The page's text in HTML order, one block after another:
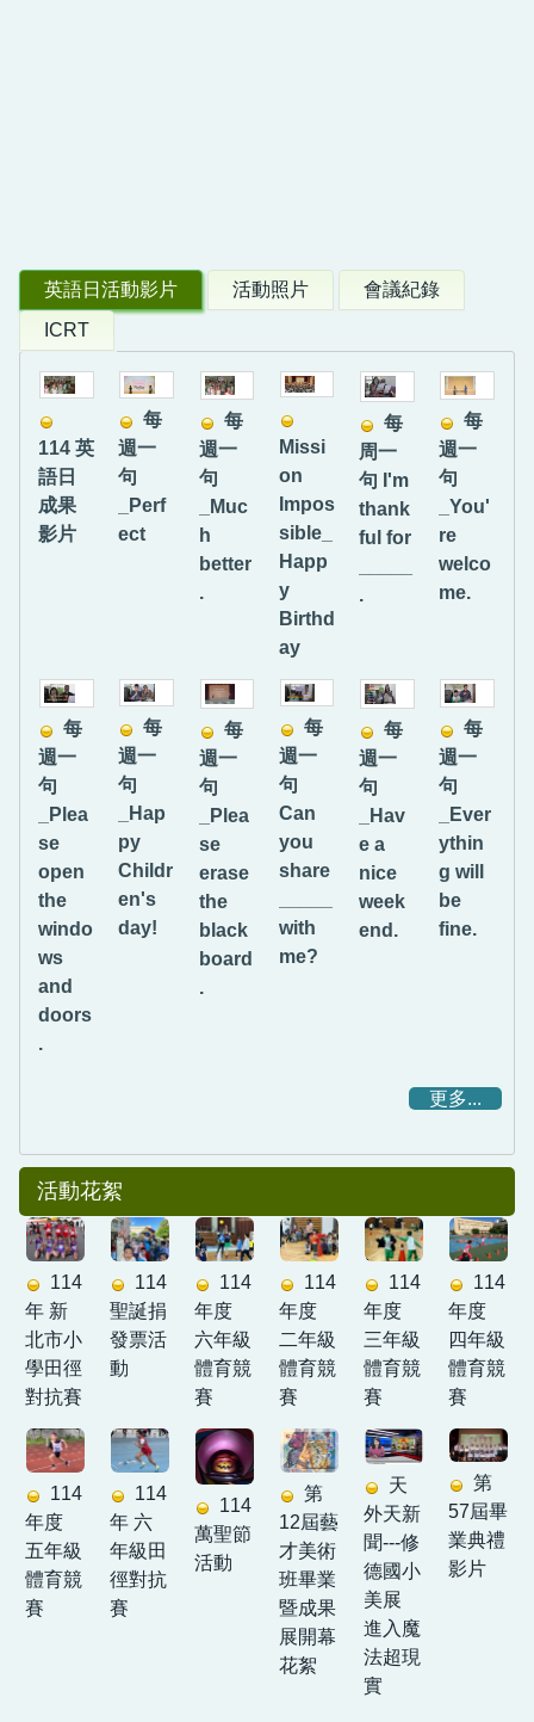
英語日活動影片 活動照片
會議紀錄
ICRT
114 英
語日
成果
影片
每
週一
句
_Perf
ect
每
週一
句
_Muc
h
better
.
Missi
on
Impos
sible_
Happ
y
Birthd
ay
每
周一
句 I'm
thank
ful for
.
每
週一
句
_You'
re
welco
me.
每
週一
句
_Plea
se
open
the
windo
ws
and
doors
.
每
週一
句
_Hap
py
Childr
en's
day!
每
週一
句
_Plea
se
erase
the
black
board
.
每
週一
句
Can
you
share
with
me?
每
週一
句
_Hav
e a
nice
week
end.
每
週一
句
_Ever
ythin
g will
be
fine.
更多...
活動花絮
114
年 新
北市小
學田徑
對抗賽
114
聖誕捐
發票活
動
114
年度
六年級
體育競
賽
114
年度
二年級
體育競
賽
114
年度
三年級
體育競
賽
114
年度
四年級
體育競
賽
114
年度
五年級
體育競
賽
114
年 六
年級田
徑對抗
賽
114
萬聖節
活動
第
12屆藝
才美術
班畢業
暨成果
展開幕
花絮
天
外天新
聞---修
德國小
美展
進入魔
法超現
實
第
57屆畢
業典禮
影片